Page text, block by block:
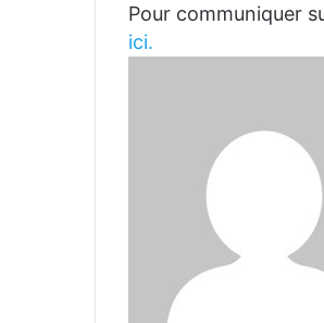
Pour communiquer
ici.